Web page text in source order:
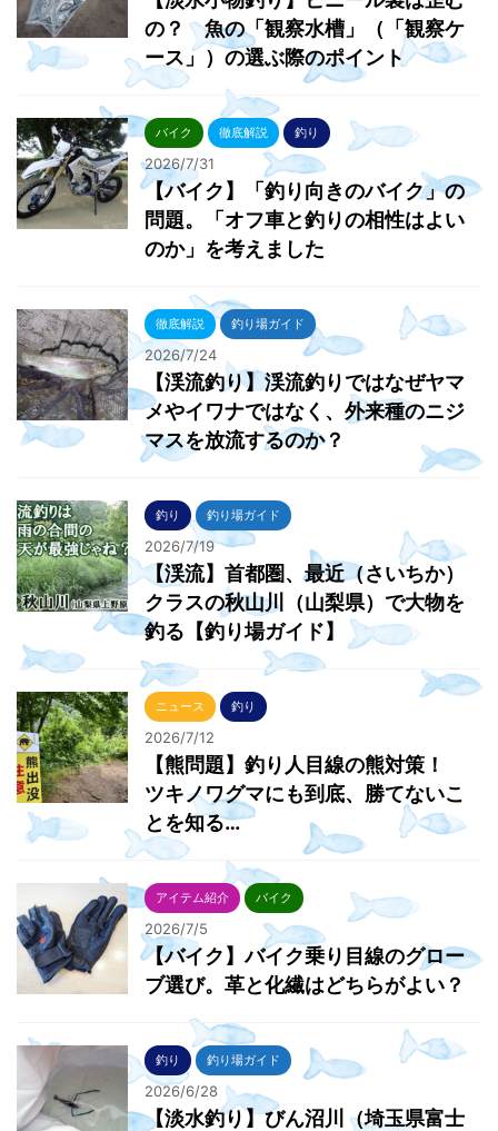
の？ 魚の「観察水槽」（「観察ケ
ース」）の選ぶ際のポイント
バイク 徹底解説 釣り
2026/7/31
【バイク】「釣り向きのバイク」の
問題。「オフ車と釣りの相性はよい
のか」を考えました
徹底解説 釣り場ガイド
2026/7/24
【渓流釣り】渓流釣りではなぜヤマ
メやイワナではなく、外来種のニジ
マスを放流するのか？
釣り 釣り場ガイド
2026/7/19
【渓流】首都圏、最近（さいちか）
クラスの秋山川（山梨県）で大物を
釣る【釣り場ガイド】
ニュース 釣り
2026/7/12
【熊問題】釣り人目線の熊対策！
ツキノワグマにも到底、勝てないこ
とを知る…
アイテム紹介 バイク
2026/7/5
【バイク】バイク乗り目線のグロー
ブ選び。革と化繊はどちらがよい？
釣り 釣り場ガイド
2026/6/28
【淡水釣り】びん沼川（埼玉県富士